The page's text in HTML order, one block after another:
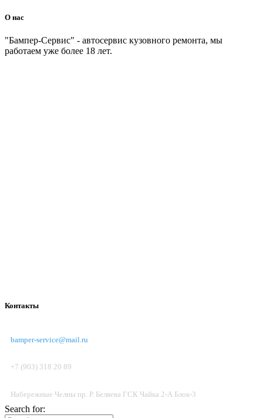
О нас
"Бампер-Сервис" - автосервис кузовного ремонта, мы
работаем уже более 18 лет.
Контакты
bamper-service@mail.ru
+7 (903) 318 20 89
Набережные Челны пр. Р. Беляева ГСК Чайка 2-А Блок-3
Search for: